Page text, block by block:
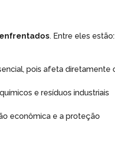
. Entre eles estão:
pois afeta diretamente
e resíduos industriais
econômica e a proteção